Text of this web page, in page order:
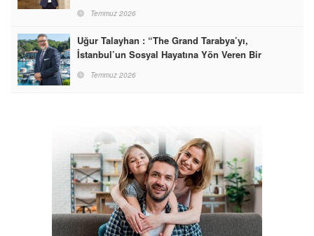
Temmuz 2026
Uğur Talayhan : “The Grand Tarabya’yı,
İstanbul’un Sosyal Hayatına Yön Veren Bir
Destinasyon Haline Getirmeyi Hedefliyorum”
Temmuz 2026